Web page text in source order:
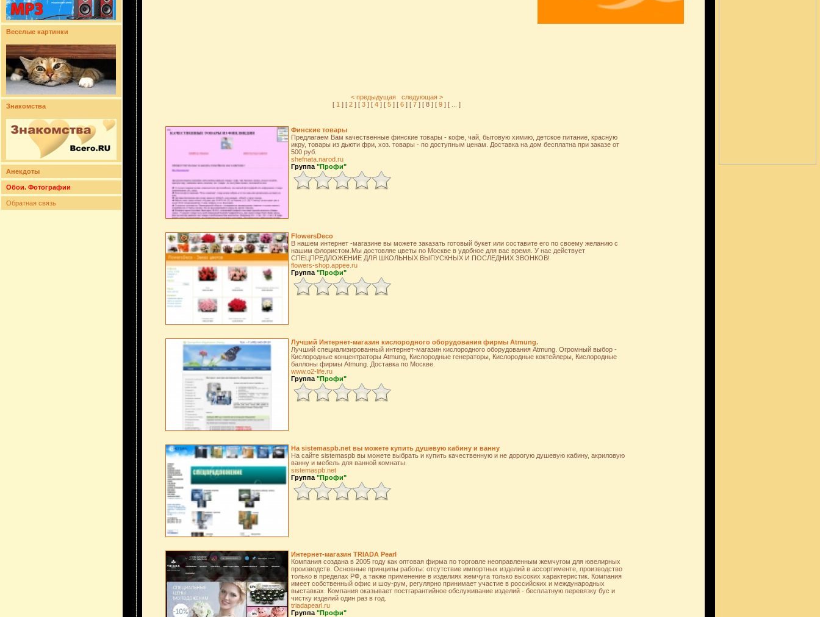
Веселые картинки
Знакомства
Анекдоты
Обои. Фотографии
Обратная связь
< предыдущая
следующая >
[ 1 ] [ 2 ] [ 3 ] [ 4 ] [ 5 ] [ 6 ] [ 7 ] [ 8 ] [ 9 ] [ ]
Финские товары
Предлагаем Вам качественные финские товары - кофе, чай, бытовую химию, детское питание, красную
икру, товары из дьюти фри, хоз. товары - по доступным ценам. Доставка на дом бесплатна при заказе от
500 руб.
shefnata.narod.ru
Группа "Профи"
FlowersDeco
В нашем интернет -магазине вы можете заказать готовый букет или составите его по своему желанию с
нашим флористом.Мы достовляе цветы по Москве в удобное для вас время. У нас действует
СПЕЦПРЕДЛОЖЕНИЕ ДЛЯ ШКОЛЬНЫХ ВЫПУСКНЫХ И ПОСЛЕДНИХ ЗВОНКОВ!
flowers-shop.appee.ru
Группа "Профи"
Лучший Интернет-магазин кислородного оборудования фирмы Atmung.
Лучший специализированный интернет-магазин кислородного оборудования Atmung. Огромный выбор -
Кислородные концентраторы Atmung, Кислородные генераторы, Кислородные коктейлеры, Кислородные
баллоны фирмы Atmung. Доставка по Москве.
www.o2-life.ru
Группа "Профи"
На sistemaspb.net вы можете купить душевую кабину и ванну
На сайте sistemaspb вы можете выбрать и купить качественную и не дорогую душевую кабину, акриловую
ванну и мебель для ванной комнаты.
sistemaspb.net
Группа "Профи"
Интернет-магазин TRIADA Pearl
Компания создана в 2005 году как оптовая фирма по торговле неоправленным жемчугом для ювелирных
производств. Основные принципы работы: отсутствие импортных изделий в ассортименте, производство
только в пределах РФ, а также применение в изделиях жемчуга только высоких характеристик. Компания
имеет собственный офис и шоу-рум, регулярно принимает участие в российских и международных
выставках. Компания оказывает постгарантийное обслуживание изделий - бесплатную перевязку бус и
чистку изделий один раз в год.
triadapearl.ru
Группа "Профи"